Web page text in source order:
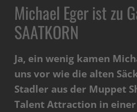
Michael Eger ist zu
SAATKORN
Ja, ein wenig kamen
uns vor wie die alten
Stadler aus der Muppet
Talent Attraction in einer